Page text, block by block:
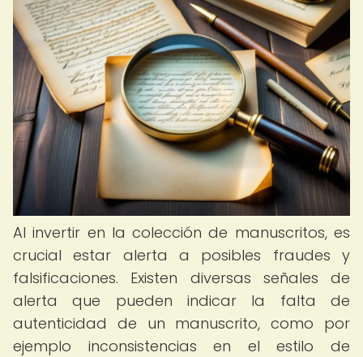
Al invertir en la colección de manuscritos, es
crucial estar alerta a posibles fraudes y
falsificaciones. Existen diversas señales de
alerta que pueden indicar la falta de
autenticidad de un manuscrito, como por
ejemplo inconsistencias en el estilo de